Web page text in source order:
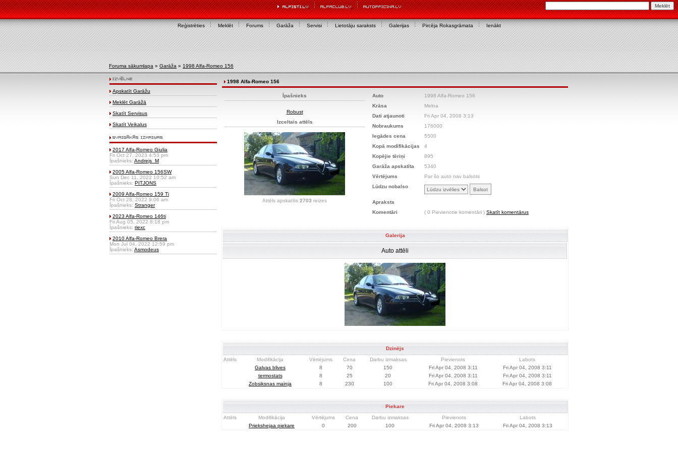
Reģistrēties Meklēt Forums Garāža Servisi Lietotāju saraksts Galerijas Pircēja Rokasgrāmata Ienākt
Foruma sākumlapa » Garāža » 1998 Alfa-Romeo 156
Apskatīt Garāžu
Meklēt Garāžā
Skatīt Servisus
Skatīt Veikalus
2017 Alfa-Romeo Giulia
Fri Oct 27, 2023 4:53 pm
Īpašnieks: Andrejs_M
2005 Alfa-Romeo 156SW
Sun Dec 11, 2022 10:52 am
Īpašnieks: PITJONS
2009 Alfa-Romeo 159 Ti
Fri Oct 28, 2022 9:06 am
Īpašnieks: Stranger
2023 Alfa-Romeo 146ti
Fri Aug 05, 2022 8:18 pm
Īpašnieks: riexc
2010 Alfa-Romeo Brera
Mon Jul 04, 2022 12:59 pm
Īpašnieks: Asmodeus
1998 Alfa-Romeo 156
Īpašnieks
Robust
Izceltais attēls
Attēls apskatīts 2703 reizes
Auto
1998 Alfa-Romeo 156
Krāsa
Melna
Dati atjaunoti
Fri Apr 04, 2008 3:13
Nobraukums
176000
Iegādes cena
5500
Kopā modifikācijas
4
Kopējie tēriņi
895
Garāža apskatīta
5340
Vērtējums
Par šo auto nav balsots
Lūdzu nobalso
Apraksts
Komentāri
( 0 Pievienotie komentāri ) Skatīt komentārus
Galerija
Auto attēli
Dzinējs
Attēls
Modifikācija Vērtējums Cena Darbu izmaksas Pievienots
Labots
Galvas blives
8 70 150 Fri Apr 04, 2008 3:11
Fri Apr 04, 2008 3:11
termostats
8 25 20 Fri Apr 04, 2008 3:11
Fri Apr 04, 2008 3:11
Zobsiksnas mainja
8 230 100 Fri Apr 04, 2008 3:08 Fri Apr 04, 2008 3:08
Piekare
Attēls
Modifikācija Vērtējums Cena Darbu izmaksas Pievienots
Labots
Priekshejaa piekare
0 200 100 Fri Apr 04, 2008 3:13 Fri Apr 04, 2008 3:13